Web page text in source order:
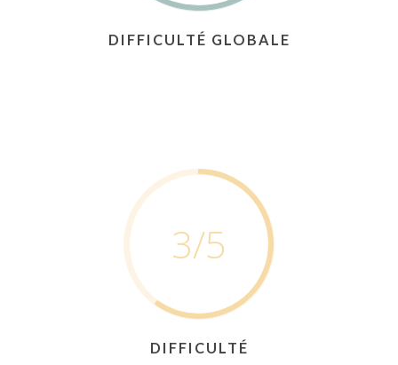
DIFFICULTÉ GLOBALE
3/5
DIFFICULTÉ